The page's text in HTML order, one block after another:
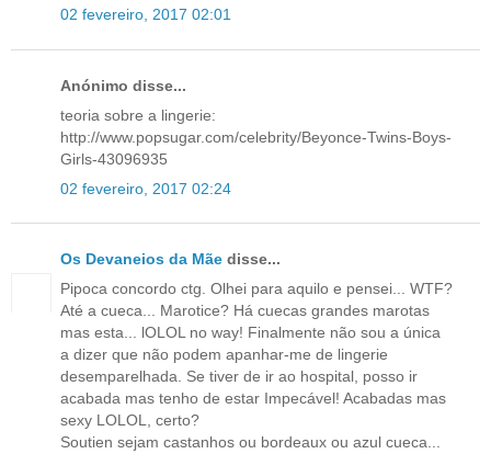
02 fevereiro, 2017 02:01
Anónimo disse...
teoria sobre a lingerie:
http://www.popsugar.com/celebrity/Beyonce-Twins-Boys-
Girls-43096935
02 fevereiro, 2017 02:24
Os Devaneios da Mãe disse...
Pipoca concordo ctg. Olhei para aquilo e pensei... WTF?
Até a cueca... Marotice? Há cuecas grandes marotas
mas esta... lOLOL no way! Finalmente não sou a única
a dizer que não podem apanhar-me de lingerie
desemparelhada. Se tiver de ir ao hospital, posso ir
acabada mas tenho de estar Impecável! Acabadas mas
sexy LOLOL, certo?
Soutien sejam castanhos ou bordeaux ou azul cueca...